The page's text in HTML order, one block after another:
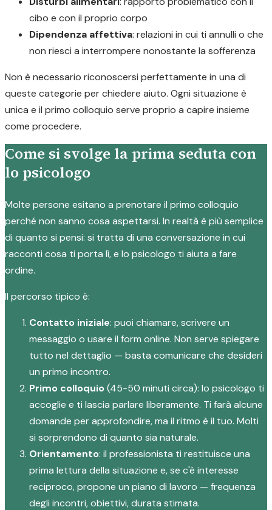
cibo e con il proprio corpo
Dipendenza affettiva: relazioni in cui ti annulli o che
non riesci a interrompere nonostante la sofferenza
Non è necessario riconoscersi perfettamente in una di
queste categorie per chiedere aiuto. Ogni situazione è
unica e il primo colloquio serve proprio a capire insieme
come procedere.
Come si svolge la prima seduta con
lo psicologo
Molte persone esitano a prenotare il primo colloquio
perché non sanno cosa aspettarsi. In realtà è più semplice
di quanto si pensi: si tratta di una conversazione in cui
racconti cosa ti porta lì, e lo psicologo ti aiuta a fare
ordine.
Il percorso tipico è:
Contatto iniziale: puoi chiamare, scrivere un
messaggio o usare il form online. Non serve spiegare
tutto nel dettaglio — basta comunicare che desideri
un primo incontro.
Primo colloquio(45-50 minuti circa): lo psicologo ti
accoglie e ti lascia parlare liberamente. Ti farà alcune
domande per approfondire, ma il ritmo è il tuo. Molti
si sorprendono di quanto sia naturale.
Orientamento: il professionista ti restituisce una
prima lettura della situazione e, se c'è interesse
reciproco, propone un piano di lavoro — frequenza
degli incontri, obiettivi, durata stimata.